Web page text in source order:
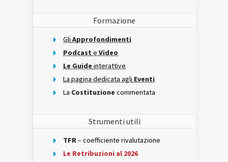
Formazione
Gli Approfondimenti
Podcast e Video
Le Guide interattive
La pagina dedicata agli Eventi
La Costituzione commentata
Strumenti utili
TFR– coefficiente rivalutazione
Le Retribuzioni al 2026